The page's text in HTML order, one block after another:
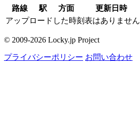
路線 駅 方面
更新日時
アップロードした時刻表はありません
© 2009-2026 Locky.jp Project
プライバシーポリシー お問い合わせ